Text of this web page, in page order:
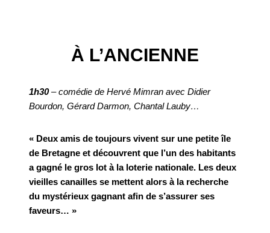
À L’ANCIENNE
1h30– comédie de Hervé Mimran avec Didier
Bourdon, Gérard Darmon, Chantal Lauby…
« Deux amis de toujours vivent sur une petite île
de Bretagne et découvrent que l’un des habitants
a gagné le gros lot à la loterie nationale. Les deux
vieilles canailles se mettent alors à la recherche
du mystérieux gagnant afin de s’assurer ses
faveurs… »